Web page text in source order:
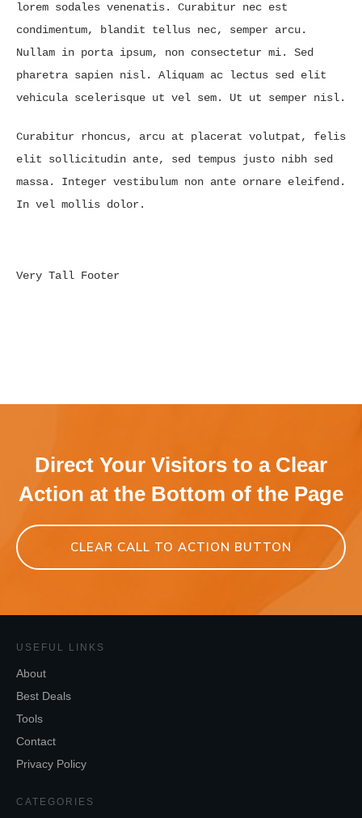
lorem sodales venenatis. Curabitur nec est
condimentum, blandit tellus nec, semper arcu.
Nullam in porta ipsum, non consectetur mi. Sed
pharetra sapien nisl. Aliquam ac lectus sed elit
vehicula scelerisque ut vel sem. Ut ut semper nisl.
Curabitur rhoncus, arcu at placerat volutpat, felis
elit sollicitudin ante, sed tempus justo nibh sed
massa. Integer vestibulum non ante ornare eleifend.
In vel mollis dolor.
Very Tall Footer
Direct Your Visitors to a Clear
Action at the Bottom of the Page
CLEAR CALL TO ACTION BUTTON
USEFUL LINKS
About
Best Deals
Tools
Contact
Privacy Policy
CATEGORIES